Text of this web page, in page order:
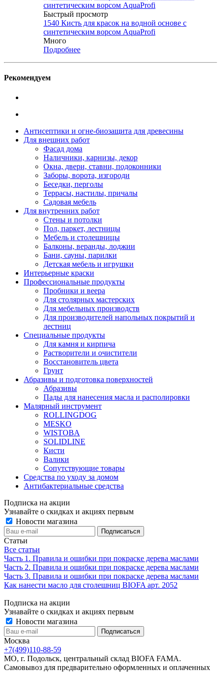
Быстрый просмотр
1540 Кисть для красок на водной основе с
синтетическим ворсом AquaProfi
Много
Подробнее
Рекомендуем
Антисептики и огне-биозащита для древесины
Для внешних работ
Фасад дома
Наличники, карнизы, декор
Окна, двери, ставни, подоконники
Заборы, ворота, изгороди
Беседки, перголы
Террасы, настилы, причалы
Садовая мебель
Для внутренних работ
Стены и потолки
Пол, паркет, лестницы
Мебель и столешницы
Балконы, веранды, лоджии
Бани, сауны, парилки
Детская мебель и игрушки
Интерьерные краски
Профессиональные продукты
Пробники и веера
Для столярных мастерских
Для мебельных производств
Для производителей напольных покрытий и
лестниц
Специальные продукты
Для камня и кирпича
Растворители и очистители
Восстановитель цвета
Грунт
Абразивы и подготовка поверхностей
Абразивы
Пады для нанесения масла и располировки
Малярный инструмент
ROLLINGDOG
MESKO
WISTOBA
SOLIDLINE
Кисти
Валики
Сопутствующие товары
Средства по уходу за домом
Антибактериальные средства
Подписка на акции
Узнавайте о скидках и акциях первым
Новости магазина
Статьи
Все статьи
Часть 1. Правила и ошибки при покраске дерева маслами
Часть 2. Правила и ошибки при покраске дерева маслами
Часть 3. Правила и ошибки при покраске дерева маслами
Как нанести масло для столешниц BIOFA арт. 2052
Подписка на акции
Узнавайте о скидках и акциях первым
Новости магазина
Москва
+7(499)110-88-59
МО, г. Подольск, центральный склад BIOFA FAMA.
Самовывоз для предварительно оформленных и оплаченных